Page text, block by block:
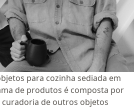
para cozinha sediada em
de produtos é composta por
de outros objetos